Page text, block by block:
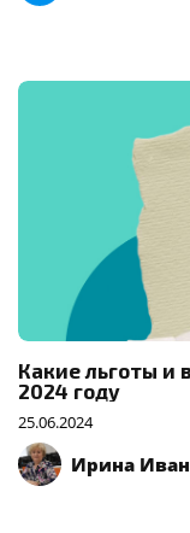
Какие льготы и
2024 году
25.06.2024
Ирина